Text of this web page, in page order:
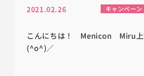
2021.02.26 キャンペーン
こんにちは！ Menicon Miru上
(^o^)／